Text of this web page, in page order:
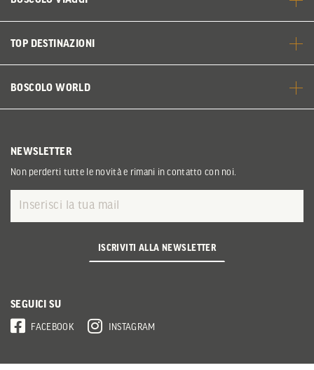
TOP DESTINAZIONI
BOSCOLO WORLD
NEWSLETTER
Non perderti tutte le novità e rimani in contatto con noi.
ISCRIVITI ALLA NEWSLETTER
SEGUICI SU
FACEBOOK INSTAGRAM